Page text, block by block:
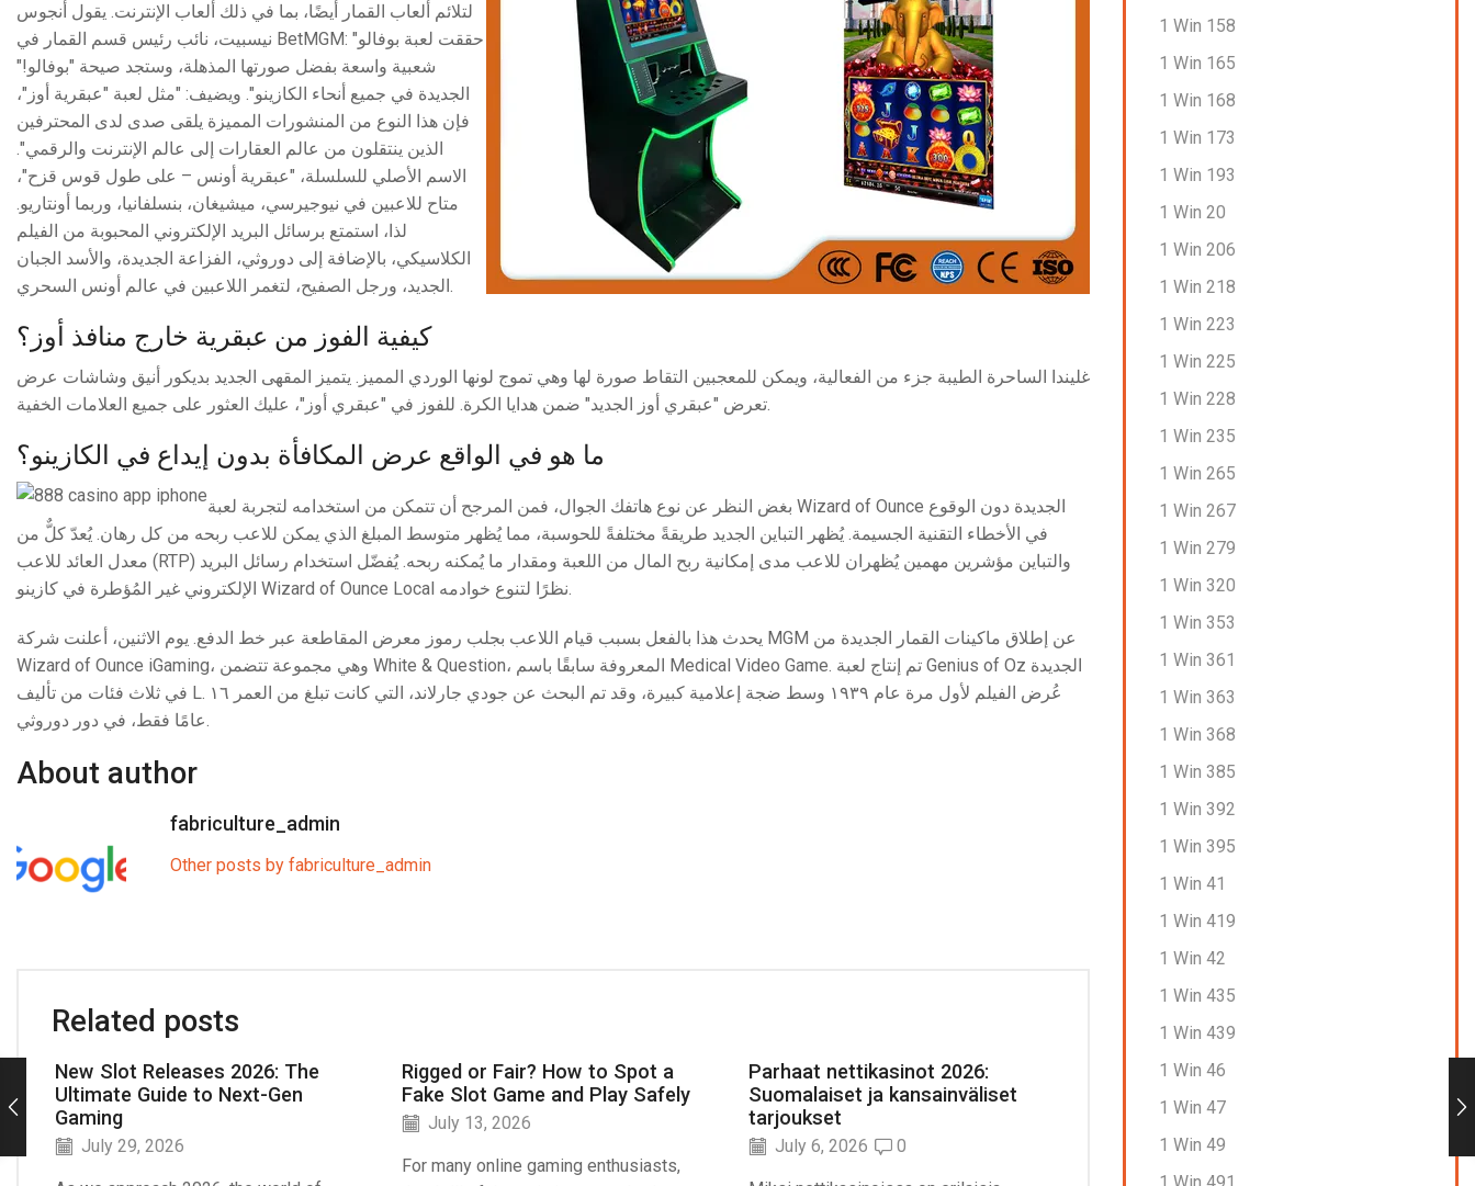
لتلائم ألعاب القمار أيضًا، بما في ذلك ألعاب الإنترنت. يقول أنجوس
نيسبيت، نائب رئيس قسم القمار في BetMGM: "حققت لعبة بوفالو
شعبية واسعة بفضل صورتها المذهلة، وستجد صيحة "بوفالو!"
الجديدة في جميع أنحاء الكازينو". ويضيف: "مثل لعبة "عبقرية أوز"،
فإن هذا النوع من المنشورات المميزة يلقى صدى لدى المحترفين
الذين ينتقلون من عالم العقارات إلى عالم الإنترنت والرقمي".
الاسم الأصلي للسلسلة، "عبقرية أونس – على طول قوس قزح"،
متاح للاعبين في نيوجيرسي، ميشيغان، بنسلفانيا، وربما أونتاريو.
لذا، استمتع برسائل البريد الإلكتروني المحبوبة من الفيلم
الكلاسيكي، بالإضافة إلى دوروثي، الفزاعة الجديدة، والأسد الجبان
الجديد، ورجل الصفيح، لتغمر اللاعبين في عالم أونس السحري.
كيفية الفوز من عبقرية خارج منافذ أوز؟
غليندا الساحرة الطيبة جزء من الفعالية، ويمكن للمعجبين التقاط صورة لها وهي تموج لونها الوردي المميز. يتميز المقهى الجديد بديكور أنيق وشاشات عرض
تعرض "عبقري أوز الجديد" ضمن هدايا الكرة. للفوز في "عبقري أوز"، عليك العثور على جميع العلامات الخفية.
ما هو في الواقع عرض المكافأة بدون إيداع في الكازينو؟
بغض النظر عن نوع هاتفك الجوال، فمن المرجح أن تتمكن من استخدامه لتجربة لعبة Wizard of Ounce الجديدة دون الوقوع
في الأخطاء التقنية الجسيمة. يُظهر التباين الجديد طريقةً مختلفةً للحوسبة، مما يُظهر متوسط ​​المبلغ الذي يمكن للاعب ربحه من كل رهان. يُعدّ كلٌّ من
معدل العائد للاعب (RTP) والتباين مؤشرين مهمين يُظهران للاعب مدى إمكانية ربح المال من اللعبة ومقدار ما يُمكنه ربحه. يُفضّل استخدام رسائل البريد
الإلكتروني غير المُؤطرة في كازينو Wizard of Ounce Local نظرًا لتنوع خوادمه.
يحدث هذا بالفعل بسبب قيام اللاعب بجلب رموز معرض المقاطعة عبر خط الدفع. يوم الاثنين، أعلنت شركة MGM عن إطلاق ماكينات القمار الجديدة من
Wizard of Ounce iGaming، وهي مجموعة تتضمن White & Question، المعروفة سابقًا باسم Medical Video Game. تم إنتاج لعبة Genius of Oz الجديدة
في ثلاث فئات من تأليف L. عُرض الفيلم لأول مرة عام ١٩٣٩ وسط ضجة إعلامية كبيرة، وقد تم البحث عن جودي جارلاند، التي كانت تبلغ من العمر ١٦
عامًا فقط، في دور دوروثي.
About author
fabriculture_admin
Other posts by fabriculture_admin
Related posts
New Slot Releases 2026: The
Ultimate Guide to Next-Gen
Gaming
July 29, 2026
Rigged or Fair? How to Spot a
Fake Slot Game and Play Safely
July 13, 2026
For many online gaming enthusiasts,
Parhaat nettikasinot 2026:
Suomalaiset ja kansainväliset
tarjoukset
July 6, 2026 0
Uudet kasinot 2026: Maksutavat
1 Win 158
1 Win 165
1 Win 168
1 Win 173
1 Win 193
1 Win 20
1 Win 206
1 Win 218
1 Win 223
1 Win 225
1 Win 228
1 Win 235
1 Win 265
1 Win 267
1 Win 279
1 Win 320
1 Win 353
1 Win 361
1 Win 363
1 Win 368
1 Win 385
1 Win 392
1 Win 395
1 Win 41
1 Win 419
1 Win 42
1 Win 435
1 Win 439
1 Win 46
1 Win 47
1 Win 49
1 Win 491